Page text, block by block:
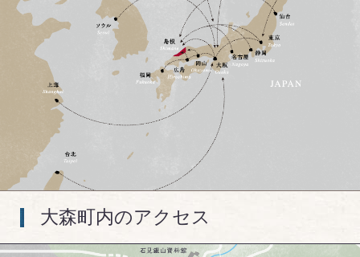
大森町内のアクセス